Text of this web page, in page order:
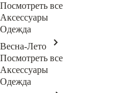
Посмотреть все
Аксессуары
Одежда
Весна-Лето
Посмотреть все
Аксессуары
Одежда